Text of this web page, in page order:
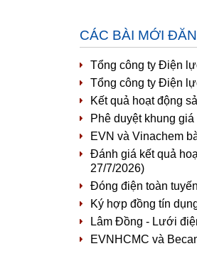
CÁC BÀI MỚI
Tổng công ty Điện
Tổng công ty Điện
Kết quả hoạt động
Phê duyệt khung
EVN và Vinachem
Đánh giá kết quả
27/7/2026)
Đóng điện toàn
Ký hợp đồng tín
Lâm Đồng - Lưới
EVNHCMC và